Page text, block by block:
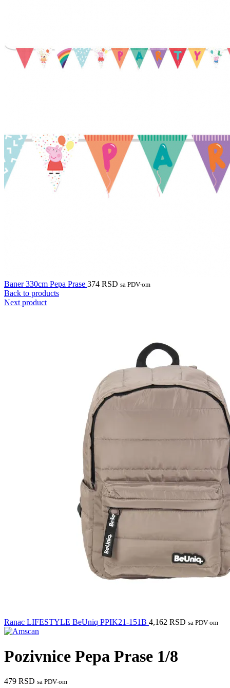
Baner 330cm Pepa Prase 374 RSD sa PDV-om
Back to products
Next product
Ranac LIFESTYLE BeUniq PPIK21-151B 4,162 RSD sa PDV-om
Pozivnice Pepa Prase 1/8
479 RSD sa PDV-om